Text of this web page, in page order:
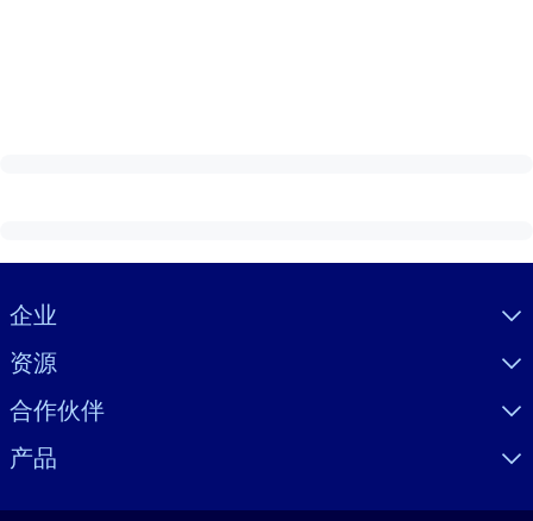
Visually hidden Text
企业
资源
合作伙伴
产品